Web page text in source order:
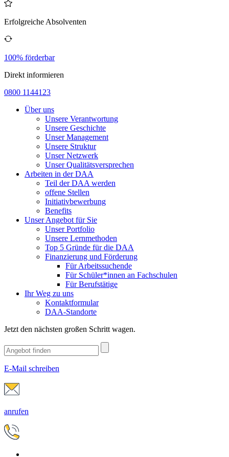
Erfolgreiche Absolventen
100% förderbar
Direkt informieren
0800 1144123
Über uns
Unsere Verantwortung
Unsere Geschichte
Unser Management
Unsere Struktur
Unser Netzwerk
Unser Qualitätsversprechen
Arbeiten in der DAA
Teil der DAA werden
offene Stellen
Initiativbewerbung
Benefits
Unser Angebot für Sie
Unser Portfolio
Unsere Lernmethoden
Top 5 Gründe für die DAA
Finanzierung und Förderung
Für Arbeitssuchende
Für Schüler*innen an Fachschulen
Für Berufstätige
Ihr Weg zu uns
Kontaktformular
DAA-Standorte
Jetzt den nächsten großen Schritt wagen.
E-Mail schreiben
anrufen